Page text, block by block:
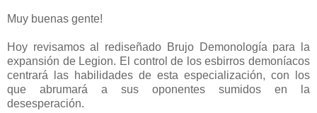
Muy buenas gente!
Hoy revisamos al rediseñado Brujo Demonología para la
expansión de Legion. El control de los esbirros demoníacos
centrará las habilidades de esta especialización, con los
que abrumará a sus oponentes sumidos en la
desesperación.